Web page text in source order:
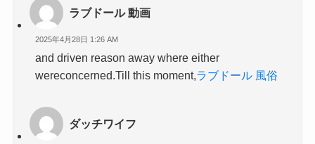
ラブドール 動画
2025年4月28日 1:26 AM
and driven reason away where either
wereconcerned.Till this moment,ラブドール 風俗
ダッチワイフ